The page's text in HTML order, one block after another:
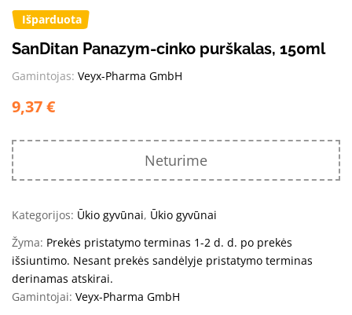
Išparduota
SanDitan Panazym-cinko purškalas, 150ml
Gamintojas: Veyx-Pharma GmbH
9,37€
Neturime
Kategorijos: Ūkio gyvūnai, Ūkio gyvūnai
Žyma: Prekės pristatymo terminas 1-2 d. d. po prekės
išsiuntimo. Nesant prekės sandėlyje pristatymo terminas
derinamas atskirai.
Gamintojai: Veyx-Pharma GmbH